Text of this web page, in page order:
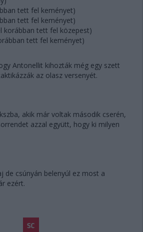
tett fel keményet)
tett fel keményet)
korábban tett fel közepest)
tett fel keményet)
Antonellit kihozták még egy szett
az olasz versenyét.
akik már voltak második cserén,
azzal együtt, hogy ki milyen
de csúnyán belenyúl ez most a
ezért.